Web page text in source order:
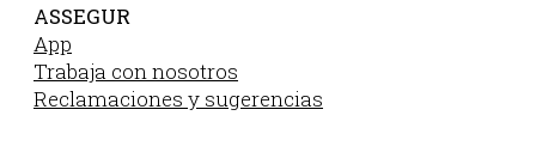
ASSEGUR
App
Trabaja con nosotros
Reclamaciones y sugerencias